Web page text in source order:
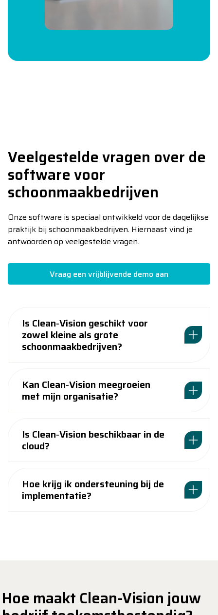
Veelgestelde vragen over de
software voor
schoonmaakbedrijven
Onze software is speciaal ontwikkeld voor de dagelijkse
praktijk bij schoonmaakbedrijven. Hiernaast vind je
antwoorden op veelgestelde vragen.
Vraag een vrijblijvende demo aan
Is Clean‑Vision geschikt voor
zowel kleine als grote
schoonmaakbedrijven?
Kan Clean‑Vision meegroeien
met mijn organisatie?
Is Clean‑Vision beschikbaar in de
cloud?
Hoe krijg ik ondersteuning bij de
implementatie?
Hoe maakt Clean-Vision jouw